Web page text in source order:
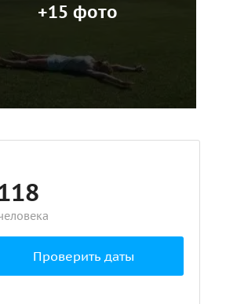
+15 фото
Проверить даты